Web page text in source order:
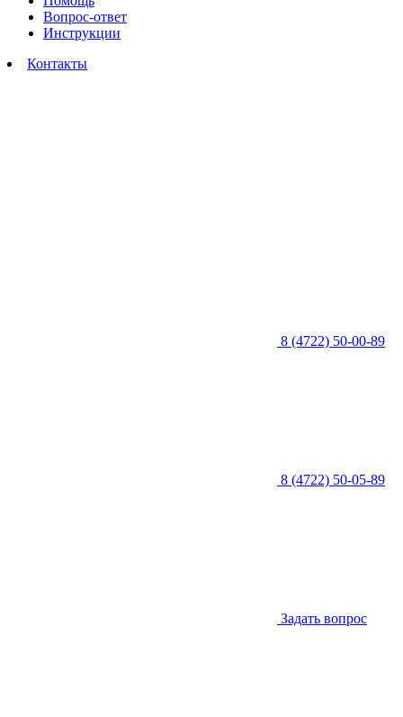
Вопрос-ответ
Инструкции
Контакты
8 (4722) 50-00-89
8 (4722) 50-05-89
Задать вопрос